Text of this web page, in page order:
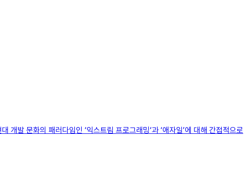
발 문화의 패러다임인 ‘익스트림 프로그래밍‘과 ‘애자일’에 대해 간접적으로